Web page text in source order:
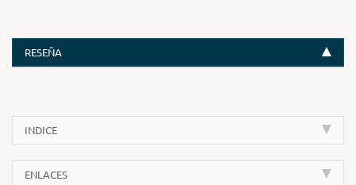
RESEÑA
INDICE
ENLACES